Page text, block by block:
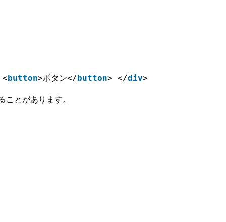
button>ボタン</button> </div>
ことがあります。